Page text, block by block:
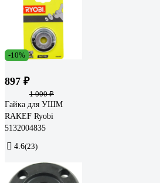
-10%
897 ₽
1 000 ₽
Гайка для УШМ
RAKEF Ryobi
5132004835
4.6(23)